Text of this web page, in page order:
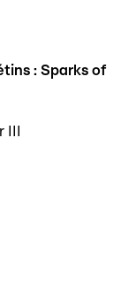
: Sparks of